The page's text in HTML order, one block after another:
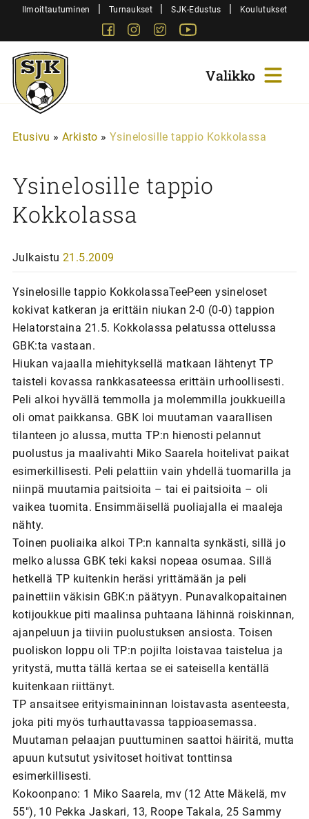
SiirryIlmoittautuminen | Turnaukset | SJK-Edustus | Koulutukset
FacebookInstagram
Twitter
Sjk-
Juniorit
Etusivu » Arkisto » Ysinelosille tappio Kokkolassa
Ysinelosille tappio
Kokkolassa
Julkaistu 21.5.2009
Ysinelosille tappio KokkolassaTeePeen ysineloset
kokivat katkeran ja erittäin niukan 2-0 (0-0) tappion
Helatorstaina 21.5. Kokkolassa pelatussa ottelussa
GBK:ta vastaan.
Hiukan vajaalla miehityksellä matkaan lähtenyt TP
taisteli kovassa rankkasateessa erittäin urhoollisesti.
Peli alkoi hyvällä temmolla ja molemmilla joukkueilla
oli omat paikkansa. GBK loi muutaman vaarallisen
tilanteen jo alussa, mutta TP:n hienosti pelannut
puolustus ja maalivahti Miko Saarela hoitelivat paikat
esimerkillisesti. Peli pelattiin vain yhdellä tuomarilla ja
niinpä muutamia paitsioita – tai ei paitsioita – oli
vaikea tuomita. Ensimmäisellä puoliajalla ei maaleja
nähty.
Toinen puoliaika alkoi TP:n kannalta synkästi, sillä jo
melko alussa GBK teki kaksi nopeaa osumaa. Sillä
hetkellä TP kuitenkin heräsi yrittämään ja peli
painettiin väkisin GBK:n päätyyn. Punavalkopaitainen
kotijoukkue piti maalinsa puhtaana lähinnä roiskinnan,
ajanpeluun ja tiiviin puolustuksen ansiosta. Toisen
puoliskon loppu oli TP:n pojilta loistavaa taistelua ja
yritystä, mutta tällä kertaa se ei sateisella kentällä
kuitenkaan riittänyt.
TP ansaitsee erityismaininnan loistavasta asenteesta,
joka piti myös turhauttavassa tappioasemassa.
Muutaman pelaajan puuttuminen saattoi häiritä, mutta
apuun kutsutut ysivitoset hoitivat tonttinsa
esimerkillisesti.
Kokoonpano: 1 Miko Saarela, mv (12 Atte Mäkelä, mv
55"), 10 Pekka Jaskari, 13, Roope Takala, 25 Sammy